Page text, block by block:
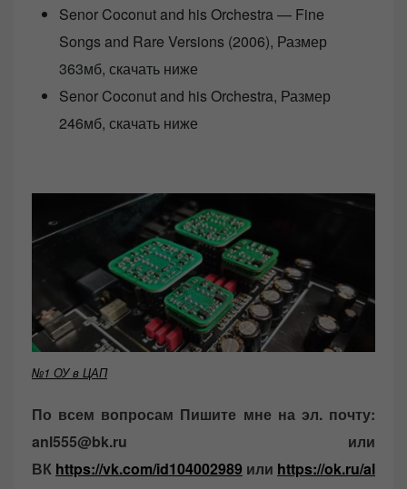
Senor Coconut and his Orchestra — Fine
Songs and Rare Versions (2006), Размер
363мб, скачать ниже
Senor Coconut and his Orchestra, Размер
246мб, скачать ниже
№1 ОУ в ЦАП
По всем вопросам Пишите мне на эл. почту:
anl555@bk.ru или
ВК https://vk.com/id104002989 или https://ok.ru/al